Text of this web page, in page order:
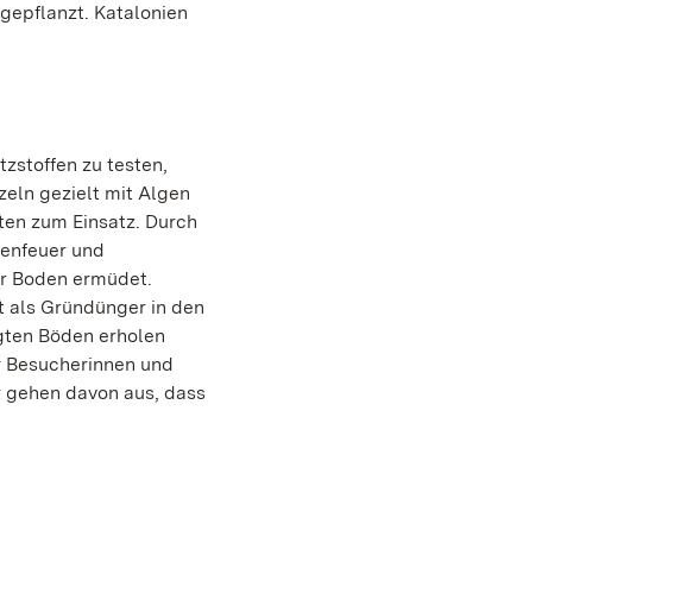
Katalonien
zu testen,
gezielt mit Algen
zum Einsatz. Durch
und
Boden ermüdet.
als Gründünger in den
Böden erholen
und
davon aus, dass